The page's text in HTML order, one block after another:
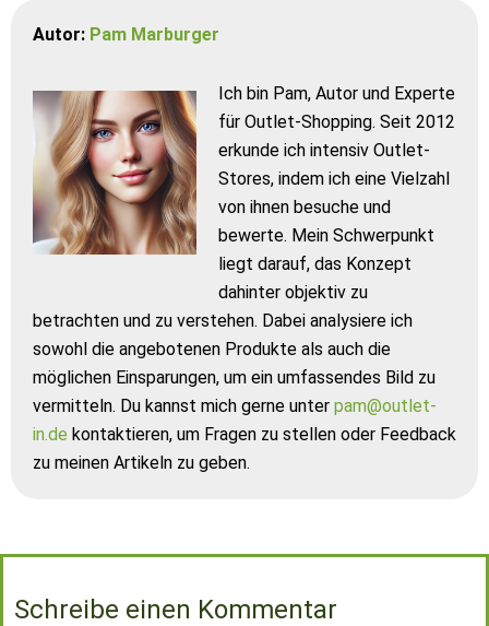
Autor: Pam Marburger
Ich bin Pam, Autor und Experte
für Outlet-Shopping. Seit 2012
erkunde ich intensiv Outlet-
Stores, indem ich eine Vielzahl
von ihnen besuche und
bewerte. Mein Schwerpunkt
liegt darauf, das Konzept
dahinter objektiv zu
betrachten und zu verstehen. Dabei analysiere ich
sowohl die angebotenen Produkte als auch die
möglichen Einsparungen, um ein umfassendes Bild zu
vermitteln. Du kannst mich gerne unter pam@outlet-
in.de kontaktieren, um Fragen zu stellen oder Feedback
zu meinen Artikeln zu geben.
Schreibe einen Kommentar